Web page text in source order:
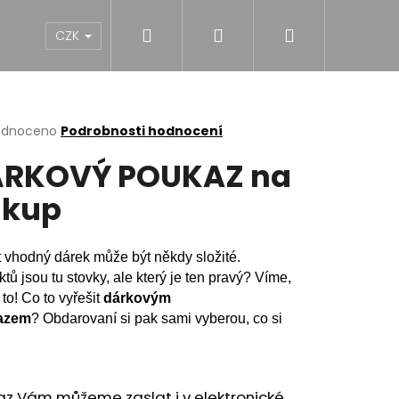
DÍVKY CHLAPCI MUŽI
CZK Přihlášení
Podrobnosti hodnocení
POUKAZ na
vhodný dárek může být někdy složité.
jsou tu stovky, ale který je ten pravý? Víme,
Co to vyřešitdárkovým
? Obdarovaní si pak sami vyberou, co si
MIDI BLACK S